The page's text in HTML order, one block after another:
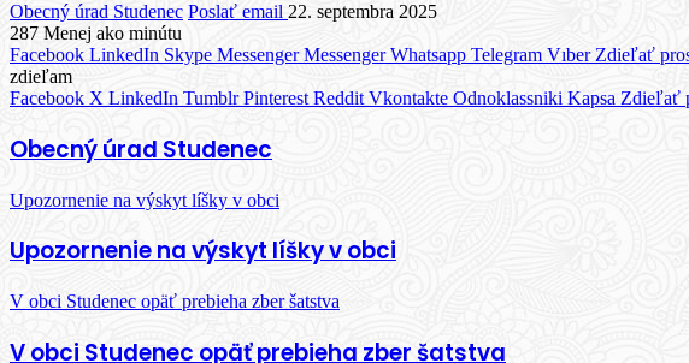
Obecný úrad Studenec Poslať email 22. septembra 2025
287 Menej ako minútu
Facebook LinkedIn Skype Messenger Messenger Whatsapp Telegram Vıber Zdieľať
zdieľam
Facebook X LinkedIn Tumblr Pinterest Reddit Vkontakte Odnoklassniki Kapsa Zdieľať
Obecný úrad Studenec
Upozornenie na výskyt líšky v obci
Upozornenie na výskyt líšky v obci
V obci Studenec opäť prebieha zber šatstva
V obci Studenec opäť prebieha zber šatstva